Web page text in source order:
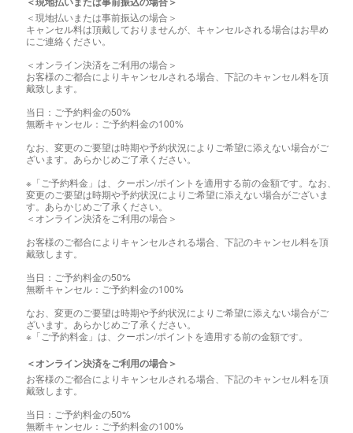
＜現地払いまたは事前振込の場合＞
キャンセル料は頂戴しておりませんが、キャンセルされる場合はお早め
にご連絡ください。
＜オンライン決済をご利用の場合＞
お客様のご都合によりキャンセルされる場合、下記のキャンセル料を頂
戴致します。
当日：ご予約料金の50%
無断キャンセル：ご予約料金の100%
なお、変更のご要望は時期や予約状況によりご希望に添えない場合がご
ざいます。あらかじめご了承ください。
※「ご予約料金」は、クーポン/ポイントを適用する前の金額です。なお、
変更のご要望は時期や予約状況によりご希望に添えない場合がございま
す。あらかじめご了承ください。
＜オンライン決済をご利用の場合＞
お客様のご都合によりキャンセルされる場合、下記のキャンセル料を頂
戴致します。
当日：ご予約料金の50%
無断キャンセル：ご予約料金の100%
なお、変更のご要望は時期や予約状況によりご希望に添えない場合がご
ざいます。あらかじめご了承ください。
※「ご予約料金」は、クーポン/ポイントを適用する前の金額です。
＜オンライン決済をご利用の場合＞
お客様のご都合によりキャンセルされる場合、下記のキャンセル料を頂
戴致します。
当日：ご予約料金の50%
無断キャンセル：ご予約料金の100%